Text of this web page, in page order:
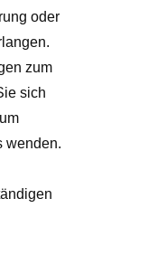
oder
zum
sich
wenden.